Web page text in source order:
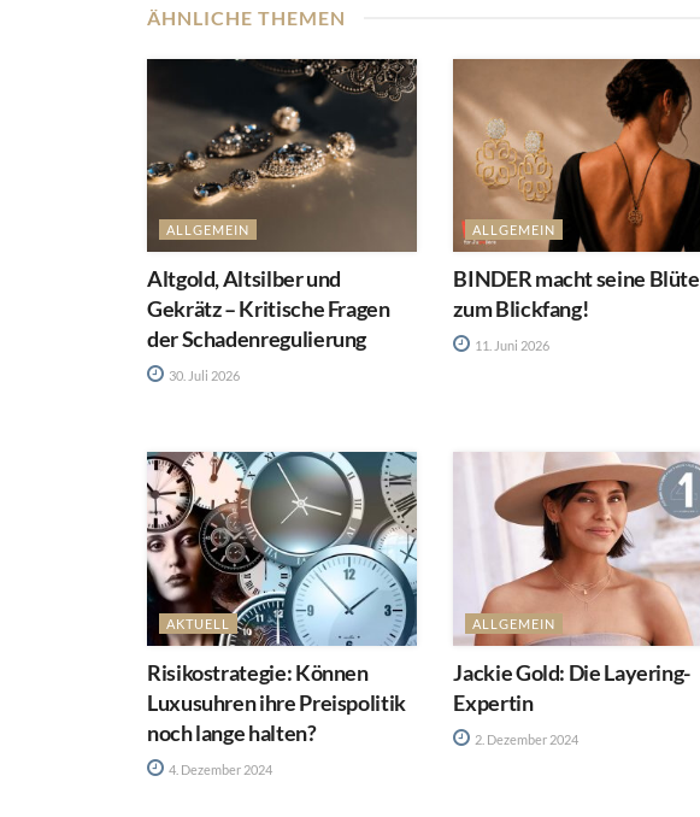
ÄHNLICHE THEMEN
ALLGEMEIN
Altgold, Altsilber und
Gekrätz – Kritische Fragen
der Schadenregulierung
30. Juli 2026
ALLGEMEIN
BINDER macht seine Blüte
zum Blickfang!
11. Juni 2026
AKTUELL
Risikostrategie: Können
Luxusuhren ihre Preispolitik
noch lange halten?
4. Dezember 2024
ALLGEMEIN
Jackie Gold: Die Layering-
Expertin
2. Dezember 2024